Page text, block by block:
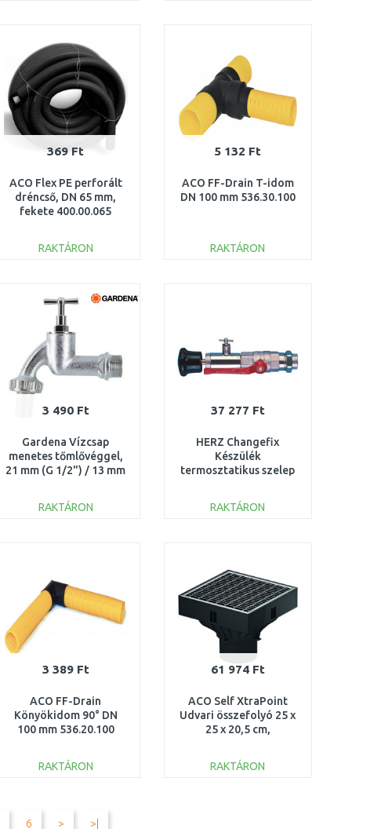
369 Ft
ACO Flex PE perforált
dréncső, DN 65 mm,
fekete 400.00.065
RAKTÁRON
Összehasonlítás
5 132 Ft
ACO FF-Drain T-idom
DN 100 mm 536.30.100
RAKTÁRON
3 490 Ft
Gardena Vízcsap
menetes tőmlővéggel,
21 mm (G 1/2") / 13 mm
RAKTÁRON
37 277 Ft
HERZ Changefix
Készülék
termosztatikus szelep
M28 x 1,5 1778000
RAKTÁRON
3 389 Ft
ACO FF-Drain
Könyökidom 90° DN
100 mm 536.20.100
RAKTÁRON
Összehasonlítás
61 974 Ft
ACO Self XtraPoint
Udvari összefolyó 25 x
25 x 20,5 cm,
30x10, B125
RAKTÁRON
6 > >|